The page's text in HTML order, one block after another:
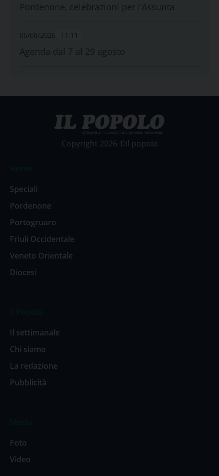
Pordenone, celebrazioni per l’Assunta
06/08/2026 11:11
Agenda dal 7 al 29 agosto
Copyright 2026 ©Il popolo
Speciali
Pordenone
Portogruaro
Friuli Occidentale
Veneto Orientale
Diocesi
Il settimanale
Chi siamo
La redazione
Pubblicità
Foto
Video